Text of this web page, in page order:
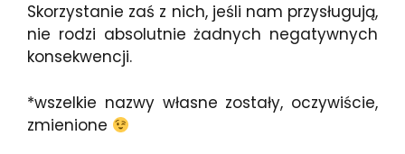
Skorzystanie zaś z nich, jeśli nam przysługują,
nie rodzi absolutnie żadnych negatywnych
konsekwencji.
*wszelkie nazwy własne zostały, oczywiście,
zmienione